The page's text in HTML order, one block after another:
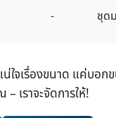
- ชุด
น่ใจเรื่องขนาด แค่บอก
เราจะจัดการให้!